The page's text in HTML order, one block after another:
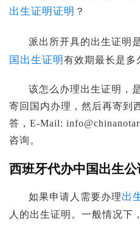
@老陈有话说
离婚的话 DS-3053 还需
请珍惜和妥善保存自己的
出生证明证明 ？
派出所开具的出生证明
国出生证明有效期最长是多
该怎么办理出生证明，
寄回国内办理，然后再寄到
答，E-Mail:
咨询。
西班牙代办中国出生公
如果申请人需要办理出
人的出生证明。一般情况下